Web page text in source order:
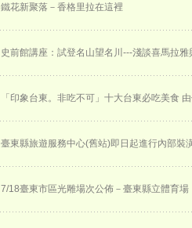
鐵花新聚落－香格里拉在這裡
史前館講座：試登名山望名川---淺談喜馬拉雅
「印象台東。非吃不可」十大台東必吃美食
臺東縣旅遊服務中心(舊站)即日起進行內部裝
7/18臺東市區光雕場次公佈－臺東縣立體育場